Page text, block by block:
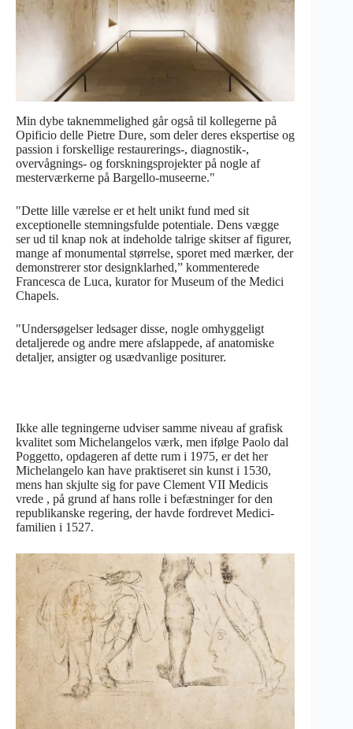
Min dybe taknemmelighed går også til kollegerne på
Opificio delle Pietre Dure, som deler deres ekspertise og
passion i forskellige restaurerings-, diagnostik-,
overvågnings- og forskningsprojekter på nogle af
mesterværkerne på Bargello-museerne."
"Dette lille værelse er et helt unikt fund med sit
exceptionelle stemningsfulde potentiale. Dens vægge
ser ud til knap nok at indeholde talrige skitser af figurer,
mange af monumental størrelse, sporet med mærker, der
demonstrerer stor designklarhed,” kommenterede
Francesca de Luca, kurator for Museum of the Medici
Chapels.
"Undersøgelser ledsager disse, nogle omhyggeligt
detaljerede og andre mere afslappede, af anatomiske
detaljer, ansigter og usædvanlige positurer.
Ikke alle tegningerne udviser samme niveau af grafisk
kvalitet som Michelangelos værk, men ifølge Paolo dal
Poggetto, opdageren af dette rum i 1975, er det her
Michelangelo kan have praktiseret sin kunst i 1530,
mens han skjulte sig for pave Clement VII Medicis
vrede , på grund af hans rolle i befæstninger for den
republikanske regering, der havde fordrevet Medici-
familien i 1527.